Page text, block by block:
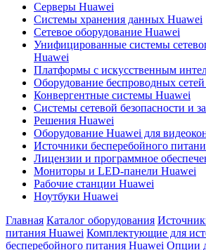
Серверы Huawei
Системы хранения данных Huawei
Сетевое оборудование Huawei
Унифицированные системы
Huawei
Платформы с искусственным
Оборудование беспроводных
Конвергентные системы Huawei
Системы сетевой безопасности и
Решения Huawei
Оборудование Huawei для
Источники бесперебойного
Лицензии и программное
Мониторы и LED-панели Huawei
Рабочие станции Huawei
Ноутбуки Huawei
Главная Каталог оборудования
питания Huawei Комплектующие для
бесперебойного питания Huawei Опции